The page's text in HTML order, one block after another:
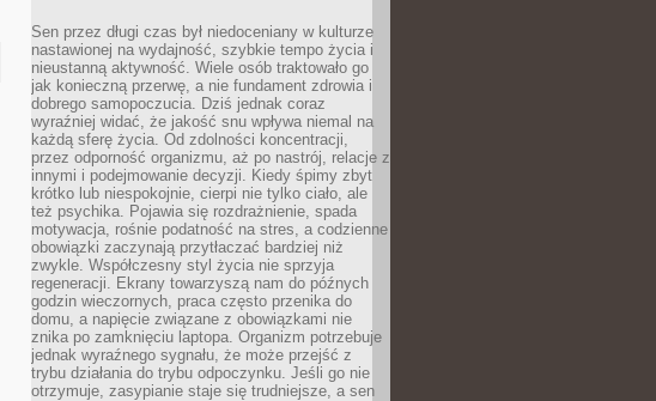
Sen przez długi czas był niedoceniany w kulturze
nastawionej na wydajność, szybkie tempo życia i
nieustanną aktywność. Wiele osób traktowało go
jak konieczną przerwę, a nie fundament zdrowia i
dobrego samopoczucia. Dziś jednak coraz
wyraźniej widać, że jakość snu wpływa niemal na
każdą sferę życia. Od zdolności koncentracji,
przez odporność organizmu, aż po nastrój, relacje z
innymi i podejmowanie decyzji. Kiedy śpimy zbyt
krótko lub niespokojnie, cierpi nie tylko ciało, ale
też psychika. Pojawia się rozdrażnienie, spada
motywacja, rośnie podatność na stres, a codzienne
obowiązki zaczynają przytłaczać bardziej niż
zwykle. Współczesny styl życia nie sprzyja
regeneracji. Ekrany towarzyszą nam do późnych
godzin wieczornych, praca często przenika do
domu, a napięcie związane z obowiązkami nie
znika po zamknięciu laptopa. Organizm potrzebuje
jednak wyraźnego sygnału, że może przejść z
trybu działania do trybu odpoczynku. Jeśli go nie
otrzymuje, zasypianie staje się trudniejsze, a sen